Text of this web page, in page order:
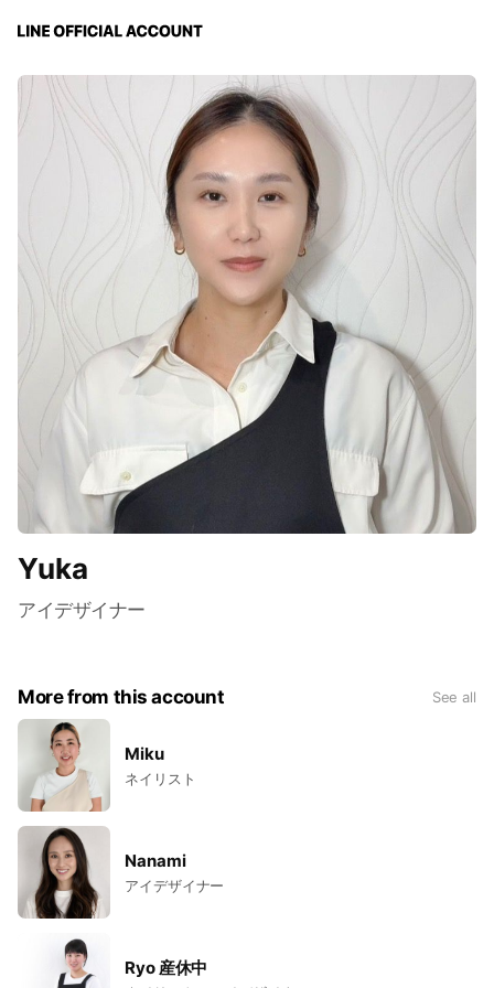
Yuka
アイデザイナー
More from this account See all
Miku
ネイリスト
Nanami
アイデザイナー
Ryo 産休中